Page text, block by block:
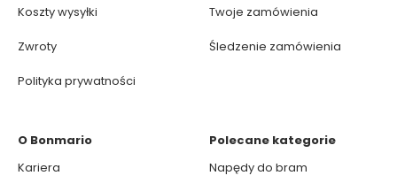
Koszty wysyłki
Zwroty
Polityka prywatności
Twoje zamówienia
Śledzenie zamówienia
O Bonmario
Kariera
Polecane kategorie
Napędy do bram